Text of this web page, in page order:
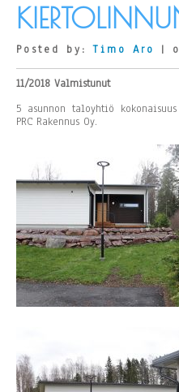
Posted by:Timo Aro |
11/2018 Valmistunut
5 asunnon taloyhtiö
PRC Rakennus Oy.